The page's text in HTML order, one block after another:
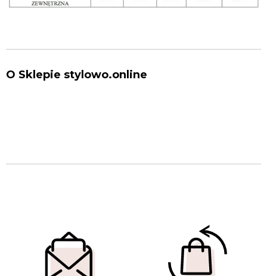
O Sklepie stylowo.online